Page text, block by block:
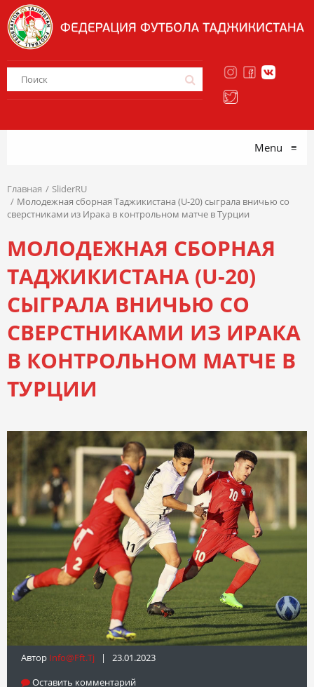
Menu ≡
Главная
SliderRU
Молодежная сборная Таджикистана (U-20) сыграла вничью со
сверстниками из Ирака в контрольном матче в Турции
МОЛОДЕЖНАЯ СБОРНАЯ
ТАДЖИКИСТАНА (U-20)
СЫГРАЛА ВНИЧЬЮ СО
СВЕРСТНИКАМИ ИЗ ИРАКА
В КОНТРОЛЬНОМ МАТЧЕ В
ТУРЦИИ
Автор Info@fft.tj | 23.01.2023
Оставить комментарий